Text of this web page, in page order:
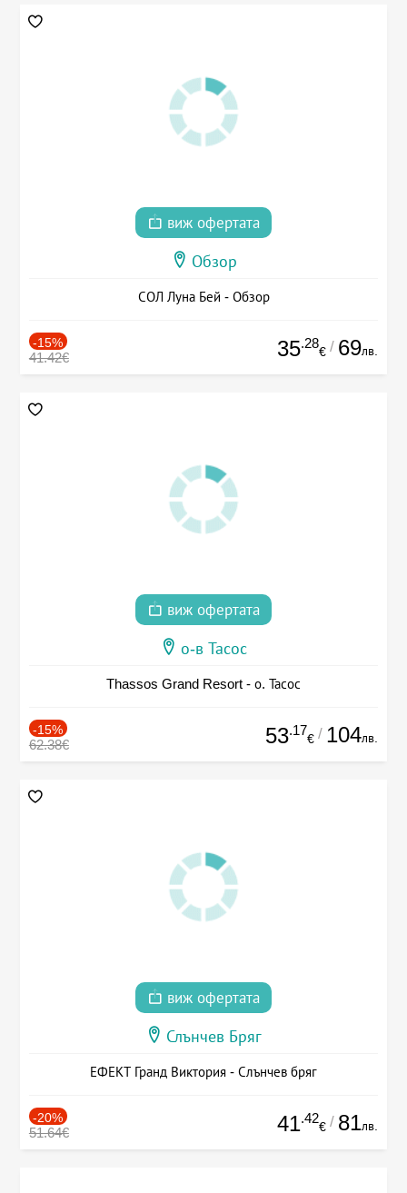
виж офертата
Обзор
СОЛ Луна Бей - Обзор
-15%
41.42€ 35.28
€ / 69лв.
виж офертата
о-в Тасос
Thassos Grand Resort - о. Тасос
-15%
62.38€ 53.17
€ / 104лв.
виж офертата
Слънчев Бряг
ЕФЕКТ Гранд Виктория - Слънчев бряг
-20%
51.64€ 41.42
€ / 81лв.